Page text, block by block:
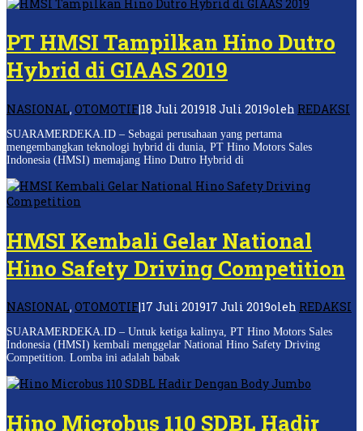
PT HMSI Tampilkan Hino Dutro
Hybrid di GIAAS 2019
NASIONAL, OTOMOTIF|18 Juli 201918 Juli 2019oleh REDAKSI
SUARAMERDEKA.ID – Sebagai perusahaan yang pertama
mengembangkan teknologi hybrid di dunia, PT Hino Motors Sales
Indonesia (HMSI) memajang Hino Dutro Hybrid di
HMSI Kembali Gelar National
Hino Safety Driving Competition
NASIONAL, OTOMOTIF|17 Juli 201917 Juli 2019oleh REDAKSI
SUARAMERDEKA.ID – Untuk ketiga kalinya, PT Hino Motors Sales
Indonesia (HMSI) kembali menggelar National Hino Safety Driving
Competition. Lomba ini adalah babak
Hino Microbus 110 SDBL Hadir